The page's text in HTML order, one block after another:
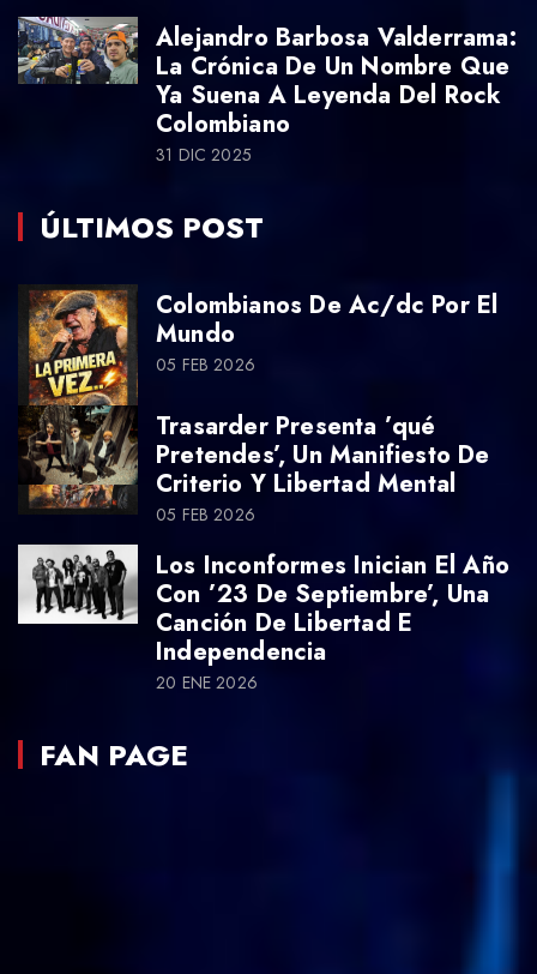
Alejandro Barbosa Valderrama:
La Crónica De Un Nombre Que
Ya Suena A Leyenda Del Rock
Colombiano
31 DIC 2025
ÚLTIMOS POST
Colombianos De Ac/dc Por El
Mundo
05 FEB 2026
Trasarder Presenta ’qué
Pretendes’, Un Manifiesto De
Criterio Y Libertad Mental
05 FEB 2026
Los Inconformes Inician El Año
Con ’23 De Septiembre’, Una
Canción De Libertad E
Independencia
20 ENE 2026
FAN PAGE